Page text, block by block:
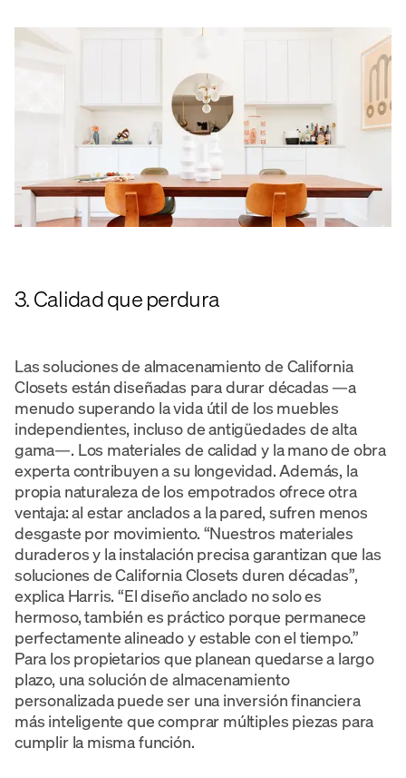
3. Calidad que perdura
Las soluciones de almacenamiento de California
Closets están diseñadas para durar décadas —a
menudo superando la vida útil de los muebles
independientes, incluso de antigüedades de alta
gama—. Los materiales de calidad y la mano de obra
experta contribuyen a su longevidad. Además, la
propia naturaleza de los empotrados ofrece otra
ventaja: al estar anclados a la pared, sufren menos
desgaste por movimiento. “Nuestros materiales
duraderos y la instalación precisa garantizan que las
soluciones de California Closets duren décadas”,
explica Harris. “El diseño anclado no solo es
hermoso, también es práctico porque permanece
perfectamente alineado y estable con el tiempo.”
Para los propietarios que planean quedarse a largo
plazo, una solución de almacenamiento
personalizada puede ser una inversión financiera
más inteligente que comprar múltiples piezas para
cumplir la misma función.